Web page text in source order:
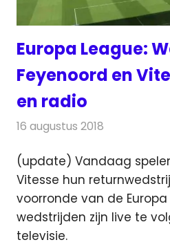
Europa League:
Feyenoord en
en radio
16 augustus 2018
(update) Vandaag
Vitesse hun
voorronde van de Europa
wedstrijden zijn live te
televisie.